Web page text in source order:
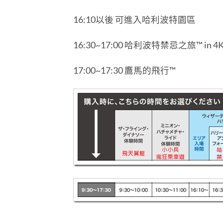
16:10以後 可進入哈利波特園區
16:30~17:00 哈利波特禁忌之旅™ in
17:00~17:30 鷹馬的飛行™